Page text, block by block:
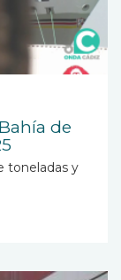
de
toneladas y